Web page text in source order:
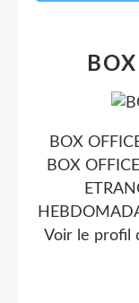
BOX
BOX
Voir le profil